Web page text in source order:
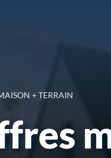
+ TERRAIN